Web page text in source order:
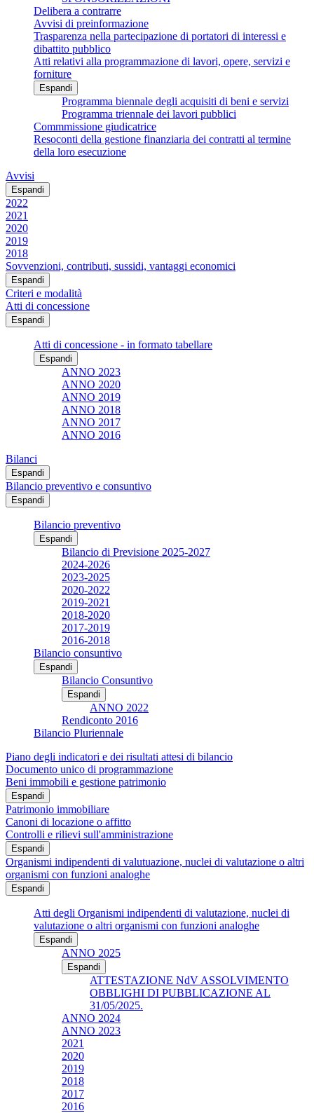
Delibera a contrarre
Avvisi di preinformazione
Trasparenza nella partecipazione di portatori di interessi e
dibattito pubblico
Atti relativi alla programmazione di lavori, opere, servizi e
forniture
Espandi
Programma biennale degli acquisiti di beni e servizi
Programma triennale dei lavori pubblici
Commmissione giudicatrice
Resoconti della gestione finanziaria dei contratti al termine
della loro esecuzione
Avvisi
Espandi
2022
2021
2020
2019
2018
Sovvenzioni, contributi, sussidi, vantaggi economici
Espandi
Criteri e modalità
Atti di concessione
Espandi
Atti di concessione - in formato tabellare
Espandi
ANNO 2023
ANNO 2020
ANNO 2019
ANNO 2018
ANNO 2017
ANNO 2016
Bilanci
Espandi
Bilancio preventivo e consuntivo
Espandi
Bilancio preventivo
Espandi
Bilancio di Previsione 2025-2027
2024-2026
2023-2025
2020-2022
2019-2021
2018-2020
2017-2019
2016-2018
Bilancio consuntivo
Espandi
Bilancio Consuntivo
Espandi
ANNO 2022
Rendiconto 2016
Bilancio Pluriennale
Piano degli indicatori e dei risultati attesi di bilancio
Documento unico di programmazione
Beni immobili e gestione patrimonio
Espandi
Patrimonio immobiliare
Canoni di locazione o affitto
Controlli e rilievi sull'amministrazione
Espandi
Organismi indipendenti di valutuazione, nuclei di valutazione o altri
organismi con funzioni analoghe
Espandi
Atti degli Organismi indipendenti di valutazione, nuclei di
valutazione o altri organismi con funzioni analoghe
Espandi
ANNO 2025
Espandi
ATTESTAZIONE NdV ASSOLVIMENTO
OBBLIGHI DI PUBBLICAZIONE AL
31/05/2025.
ANNO 2024
ANNO 2023
2021
2020
2019
2018
2017
2016